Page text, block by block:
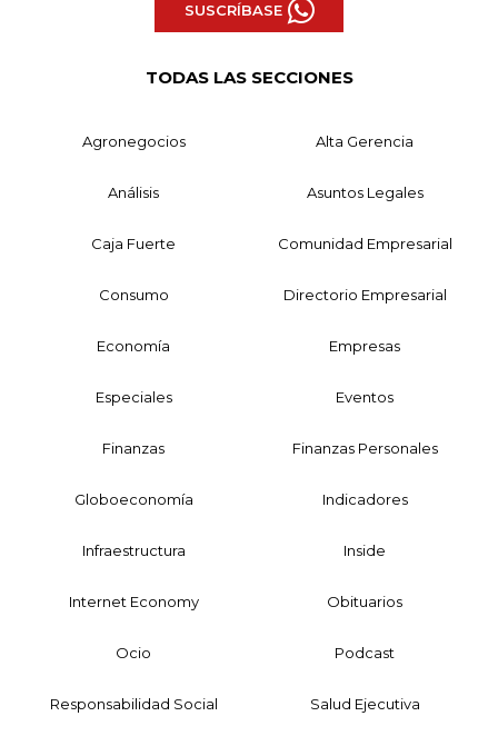
SUSCRÍBASE
TODAS LAS SECCIONES
Agronegocios Alta Gerencia
Análisis Asuntos Legales
Caja Fuerte Comunidad Empresarial
Consumo Directorio Empresarial
Economía Empresas
Especiales Eventos
Finanzas Finanzas Personales
Globoeconomía Indicadores
Infraestructura Inside
Internet Economy Obituarios
Ocio Podcast
Responsabilidad Social Salud Ejecutiva